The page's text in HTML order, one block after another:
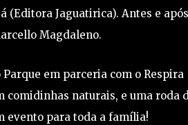
(Editora Jaguatirica). Antes e
Magdaleno.
em parceria com o Respira
comidinhas naturais, e uma roda
evento para toda a família!